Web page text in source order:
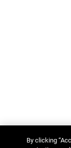
By clicking